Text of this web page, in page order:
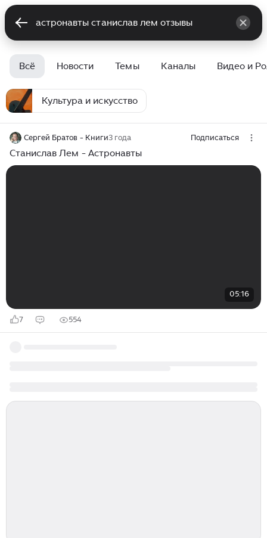
Всё Новости Темы Каналы Видео и
Культура и искусство
Сергей Братов - Книги3 года Подписаться
Станислав Лем - Астронавты
05:16
7 554